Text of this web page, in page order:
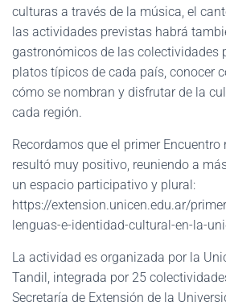
culturas a través de la música, el
las actividades previstas habrá
gastronómicos de las colectividades
platos típicos de cada país, conocer
cómo se nombran y disfrutar de la
cada región.
Recordamos que el primer Encuentro
resultó muy positivo, reuniendo a
un espacio participativo y plural:
https://extension.unicen.edu.ar/
lenguas-e-identidad-cultural-en-la-
La actividad es organizada por la
Tandil, integrada por 25
Secretaría de Extensión de la